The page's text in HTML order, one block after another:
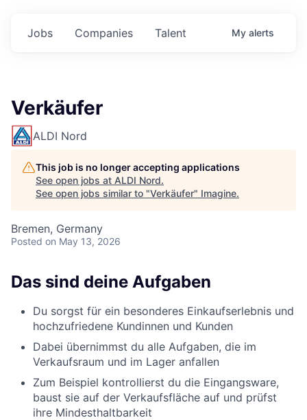
Jobs Companies Talent My alerts
Verkäufer
ALDI Nord
This job is no longer accepting applications
See open jobs at ALDI Nord.
See open jobs similar to "Verkäufer" Imagine.
Bremen, Germany
Posted on May 13, 2026
Das sind deine Aufgaben
Du sorgst für ein besonderes Einkaufserlebnis und
hochzufriedene Kundinnen und Kunden
Dabei übernimmst du alle Aufgaben, die im
Verkaufsraum und im Lager anfallen
Zum Beispiel kontrollierst du die Eingangsware,
baust sie auf der Verkaufsfläche auf und prüfst
ihre Mindesthaltbarkeit